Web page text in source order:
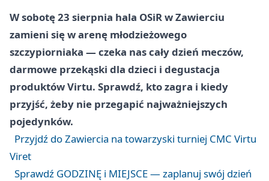
W sobotę 23 sierpnia hala OSiR w Zawierciu
zamieni się w arenę młodzieżowego
szczypiorniaka — czeka nas cały dzień meczów,
darmowe przekąski dla dzieci i degustacja
produktów Virtu. Sprawdź, kto zagra i kiedy
przyjść, żeby nie przegapić najważniejszych
pojedynków.
Przyjdź do Zawiercia na towarzyski turniej CMC Virtu
Viret
Sprawdź GODZINĘ i MIEJSCE — zaplanuj swój dzień